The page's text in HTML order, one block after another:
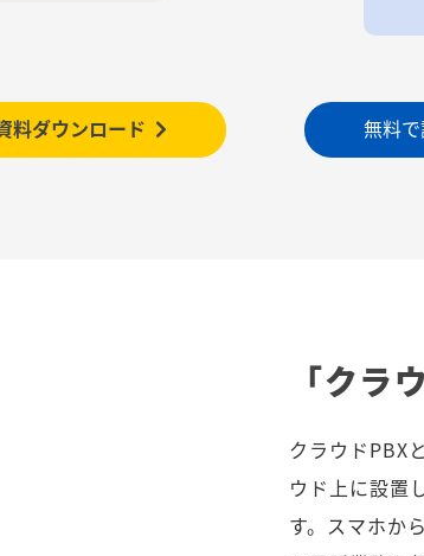
無料
料ダウンロード
「クラ
クラウドPBX
ウド上に設置
す。スマホか